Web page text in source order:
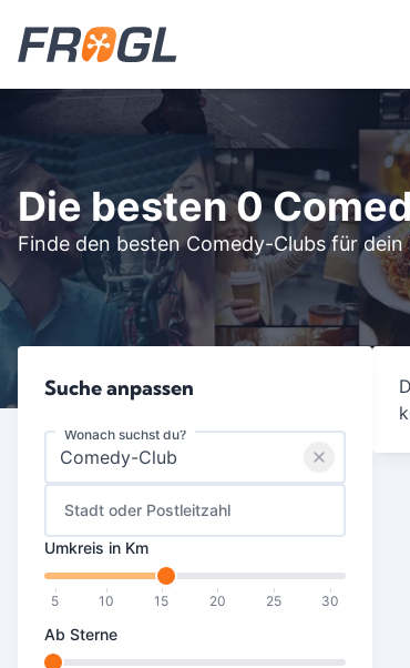
Die besten 0
Finde den besten Comedy-Clubs für dein
Suche anpassen
Wonach suchst du?
Stadt oder Postleitzahl
Umkreis in Km
5 10 15 20 25 30
Ab Sterne